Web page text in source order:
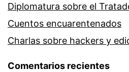
Diplomatura sobre el
Cuentos encuarentenados
Charlas sobre hackers y
Comentarios recientes